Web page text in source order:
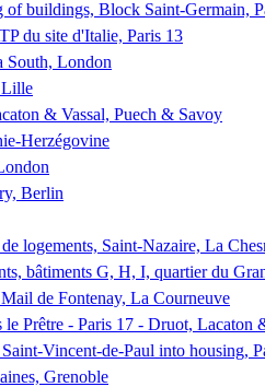
of buildings, Block Saint-Germain,
du site d'Italie, Paris 13
South, London
Lille
& Vassal, Puech & Savoy
Herzégovine
Berlin
logements, Saint-Nazaire, La
bâtiments G, H, I, quartier du
de Fontenay, La Courneuve
Prêtre - Paris 17 - Druot, Lacaton
Vincent-de-Paul into housing,
Grenoble